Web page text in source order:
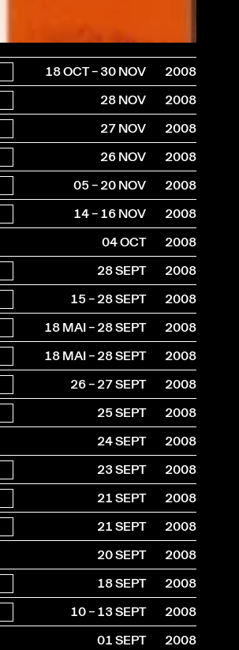
18 OCT – 30 NOV
2008
28 NOV
2008
27 NOV
2008
26 NOV
2008
05 – 20 NOV
2008
14 – 16 NOV
2008
04 OCT
2008
28 SEPT
2008
15 – 28 SEPT
2008
18 MAI – 28 SEPT
2008
18 MAI – 28 SEPT
2008
26 – 27 SEPT
2008
25 SEPT
2008
24 SEPT
2008
23 SEPT
2008
21 SEPT
2008
21 SEPT
2008
20 SEPT
2008
18 SEPT
2008
10 – 13 SEPT
2008
01 SEPT
2008